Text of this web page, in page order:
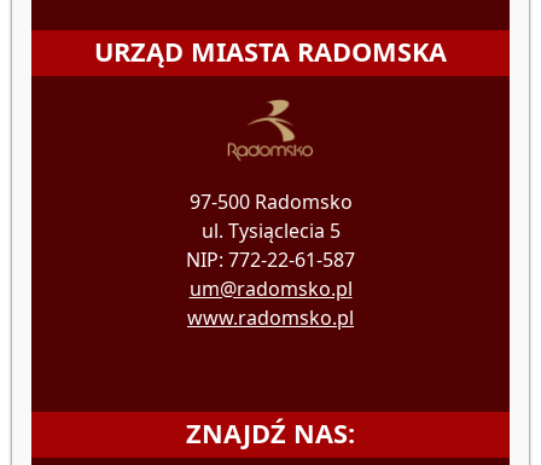
URZĄD MIASTA RADOMSKA
97-500 Radomsko
ul. Tysiąclecia 5
NIP: 772-22-61-587
um@radomsko.pl
www.radomsko.pl
ZNAJDŹ NAS: